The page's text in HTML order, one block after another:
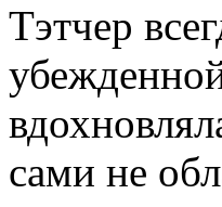
Тэтчер
сами не